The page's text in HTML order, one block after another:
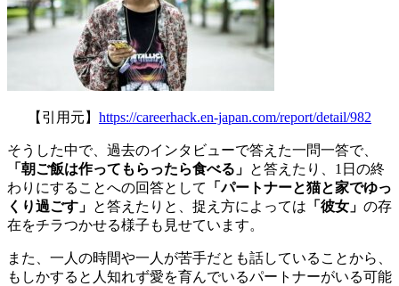
【引用元】 https://careerhack.en-japan.com/report/detail/982
そうした中で、過去のインタビューで答えた一問一答で、
「朝ご飯は作ってもらったら食べる」 と答えたり、1日の終
わりにすることへの回答として
「パートナーと猫と家でゆっ
くり過ごす」 と答えたりと、捉え方によっては 「彼女」 の存
在をチラつかせる様子も見せています。
また、一人の時間や一人が苦手だとも話していることから、
もしかすると人知れず愛を育んでいるパートナーがいる可能